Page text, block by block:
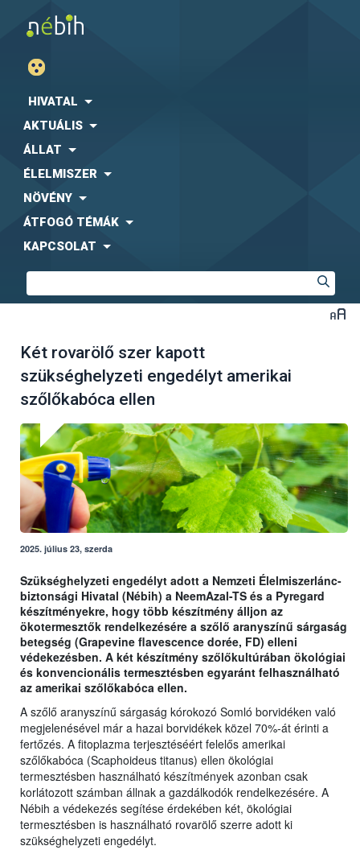
HIVATAL
AKTUÁLIS
ÁLLAT
ÉLELMISZER
NÖVÉNY
ÁTFOGÓ TÉMÁK
KAPCSOLAT
Két rovarölő szer kapott
szükséghelyzeti engedélyt amerikai
szőlőkabóca ellen
2025. július 23, szerda
Szükséghelyzeti engedélyt adott a Nemzeti Élelmiszerlánc-
biztonsági Hivatal (Nébih) a NeemAzal-TS és a Pyregard
készítményekre, hogy több készítmény álljon az
ökotermesztők rendelkezésére a szőlő aranyszínű sárgaság
betegség (Grapevine flavescence dorée, FD) elleni
védekezésben. A két készítmény szőlőkultúrában ökológiai
és konvencionális termesztésben egyaránt felhasználható
az amerikai szőlőkabóca ellen.
A szőlő aranyszínű sárgaság kórokozó Somló borvidéken való
megjelenésével már a hazai borvidékek közel 70%-át érinti a
fertőzés. A fitoplazma terjesztéséért felelős amerikai
szőlőkabóca (Scaphoideus titanus) ellen ökológiai
termesztésben használható készítmények azonban csak
korlátozott számban állnak a gazdálkodók rendelkezésére. A
Nébih a védekezés segítése érdekében két, ökológiai
termesztésben is használható rovarölő szerre adott ki
szükséghelyzeti engedélyt.